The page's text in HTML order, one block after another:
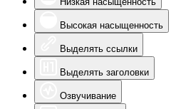
Высокая насыщенность
Выделять ссылки
Выделять заголовки
Озвучивание